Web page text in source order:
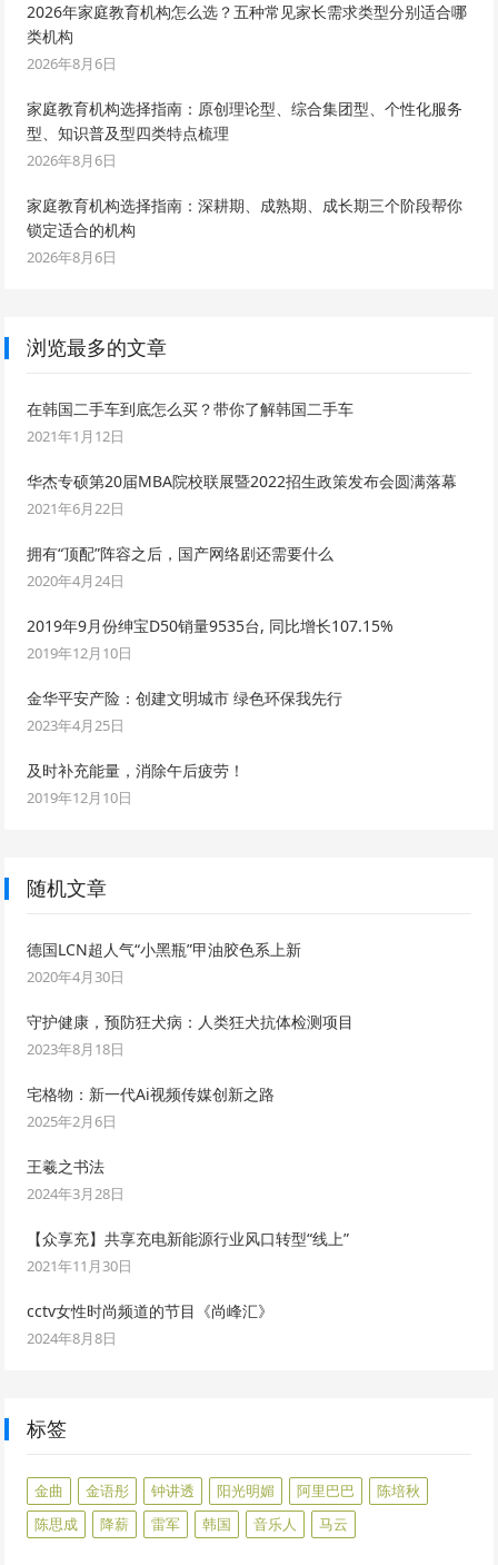
2026年家庭教育机构怎么选？五种常见家长需求类型分别适合哪
类机构
2026年8月6日
家庭教育机构选择指南：原创理论型、综合集团型、个性化服务
型、知识普及型四类特点梳理
2026年8月6日
家庭教育机构选择指南：深耕期、成熟期、成长期三个阶段帮你
锁定适合的机构
2026年8月6日
浏览最多的文章
在韩国二手车到底怎么买？带你了解韩国二手车
2021年1月12日
华杰专硕第20届MBA院校联展暨2022招生政策发布会圆满落幕
2021年6月22日
拥有“顶配”阵容之后，国产网络剧还需要什么
2020年4月24日
2019年9月份绅宝D50销量9535台, 同比增长107.15%
2019年12月10日
金华平安产险：创建文明城市 绿色环保我先行
2023年4月25日
及时补充能量，消除午后疲劳！
2019年12月10日
随机文章
德国LCN超人气“小黑瓶”甲油胶色系上新
2020年4月30日
守护健康，预防狂犬病：人类狂犬抗体检测项目
2023年8月18日
宅格物：新一代Ai视频传媒创新之路
2025年2月6日
王羲之书法
2024年3月28日
【众享充】共享充电新能源行业风口转型“线上”
2021年11月30日
cctv女性时尚频道的节目《尚峰汇》
2024年8月8日
标签
金曲 金语彤 钟讲透 阳光明媚 阿里巴巴
陈培秋
陈思成
降薪 雷军 韩国 音乐人 马云